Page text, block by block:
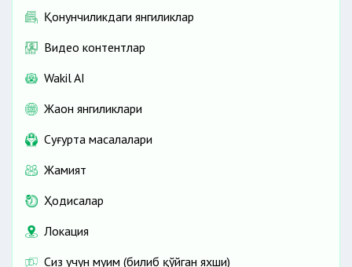
Қонунчиликдаги янгиликлар
Видео контентлар
Wakil AI
Жаҳон янгиликлари
Cуғурта масалалари
Жамият
Ҳодисалар
Локация
Сиз учун муҳим (билиб қўйган яхши)